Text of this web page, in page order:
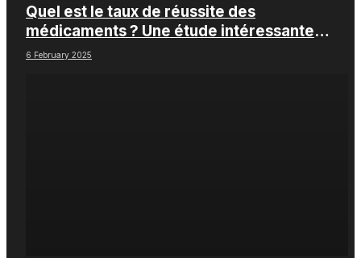
Quel est le taux de réussite des
médicaments ? Une étude intéressante
chez les Big Pharmas
6 February 2025